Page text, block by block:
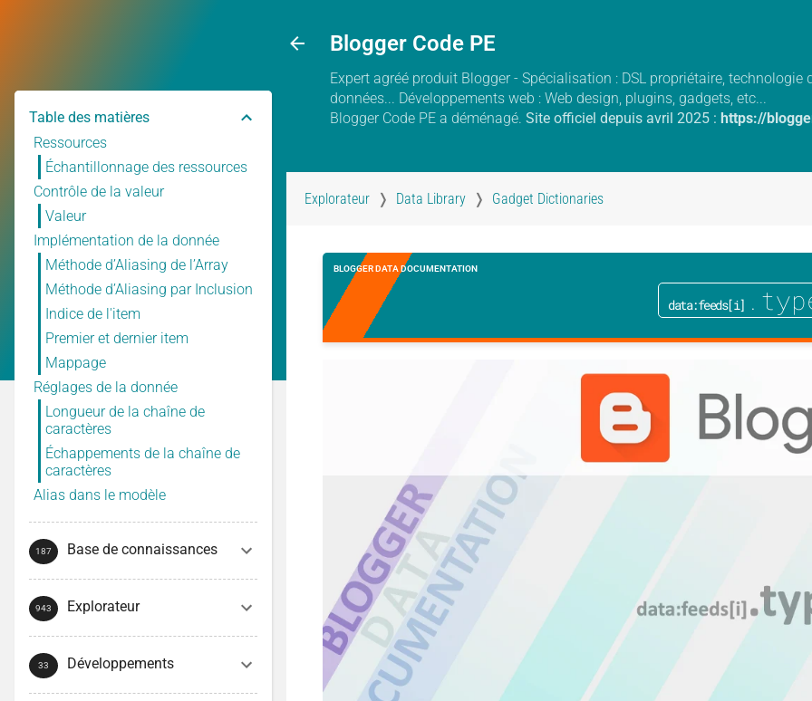
Blogger Code PE
Expert agréé produit Blogger - Spécialisation : DSL propriétaire,
données... Développements web : Web design, plugins, gadgets, etc...
Blogger Code PE a déménagé. Site officiel depuis avril 2025 : https://
Explorateur Data Library Gadget Dictionaries
data:feeds[i]
BLOGGER DATA DOCUMENTATION
Table des matières
Ressources
Échantillonnage des ressources
Contrôle de la valeur
Valeur
Implémentation de la donnée
Méthode d’Aliasing de l’Array
Méthode d’Aliasing par Inclusion
Indice de l'item
Premier et dernier item
Mappage
Réglages de la donnée
Longueur de la chaîne de
caractères
Échappements de la chaîne de
caractères
Alias dans le modèle
Base de connaissances
Explorateur
Développements